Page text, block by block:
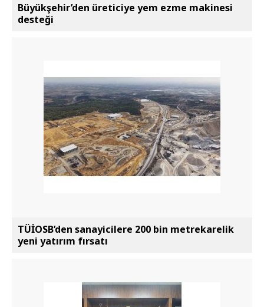
Büyükşehir’den üreticiye yem ezme makinesi
desteği
TÜİOSB’den sanayicilere 200 bin metrekarelik
yeni yatırım fırsatı